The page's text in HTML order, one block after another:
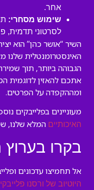
אחר.
שימוש מסחרי:
לסרטוני תדמית,
השיר “אושר כהן” הוא
האינסטרומנטלית
הגבוהה ביותר, תוך
אתכם להאזין לדוגמית
ומההקפדה על הפרטים.
מעוניינים בפלייבקים
האיכותיים המלא שלנו,
בקרו בערוץ
אל תחמיצו עדכונים
היוטיוב של ורסנו